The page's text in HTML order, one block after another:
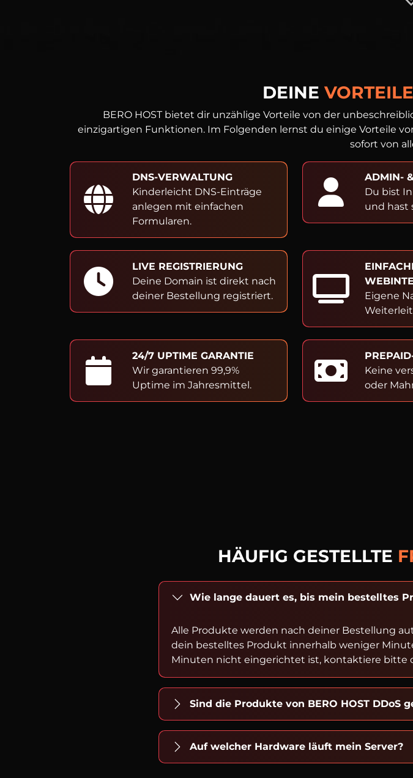
DEINE VORTEILE
BERO HOST bietet dir unzählige Vorteile von der
einzigartigen Funktionen. Im Folgenden lernst du einige Vorteile
sofort von
DNS-VERWALTUNG
Kinderleicht DNS-Einträge
anlegen mit einfachen
Formularen.
ADMIN-
Du bist
und hast
LIVE REGISTRIERUNG
Deine Domain ist direkt nach
deiner Bestellung registriert.
Eigene
24/7 UPTIME GARANTIE
Wir garantieren 99,9%
Uptime im Jahresmittel.
Keine
oder
HÄUFIG GESTELLTE
Wie lange dauert es, bis mein bestelltes
Alle Produkte werden nach deiner Bestellung
dein bestelltes Produkt innerhalb weniger
Minuten nicht eingerichtet ist, kontaktiere bitte
Sind die Produkte von BERO HOST DDoS
Auf welcher Hardware läuft mein Server?